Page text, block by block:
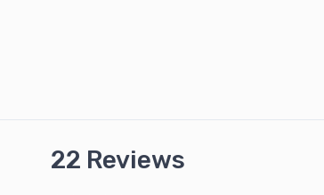
22 Reviews